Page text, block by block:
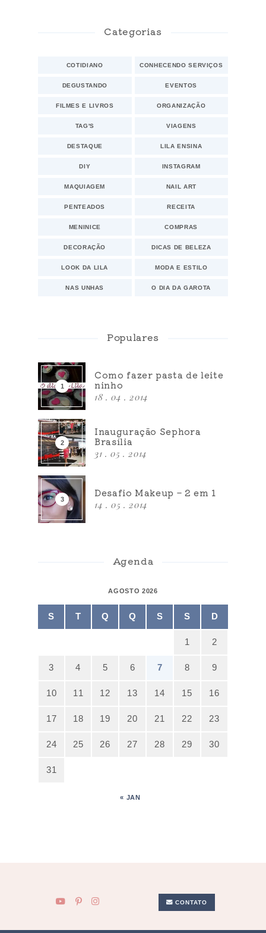
Categorias
COTIDIANO CONHECENDO SERVIÇOS
DEGUSTANDO EVENTOS
FILMES E LIVROS ORGANIZAÇÃO
TAG'S VIAGENS
DESTAQUE LILA ENSINA
DIY INSTAGRAM
MAQUIAGEM NAIL ART
PENTEADOS RECEITA
MENINICE COMPRAS
DECORAÇÃO DICAS DE BELEZA
LOOK DA LILA MODA E ESTILO
NAS UNHAS O DIA DA GAROTA
Populares
Como fazer pasta de leite
ninho
18 . 04 . 2014
Inauguração Sephora
Brasília
31 . 05 . 2014
Desafio Makeup – 2 em 1
14 . 05 . 2014
Agenda
AGOSTO 2026
S T Q Q S S D
1 2
3 4 5 6 7 8 9
10 11 12 13 14 15 16
17 18 19 20 21 22 23
24 25 26 27 28 29 30
31
« JAN
CONTATO